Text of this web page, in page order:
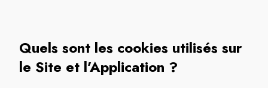
Quels sont les cookies utilisés sur
le Site et l’Application ?